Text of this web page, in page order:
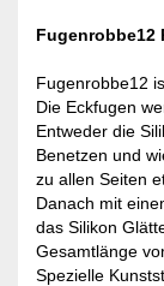
Fugenrobbe12
Fugenrobbe12
Die Eckfugen
Entweder die
Benetzen und
zu allen Seiten
Danach mit
das Silikon
Gesamtlänge
Spezielle